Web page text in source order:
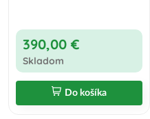
390,00 €
Skladom
Do košíka